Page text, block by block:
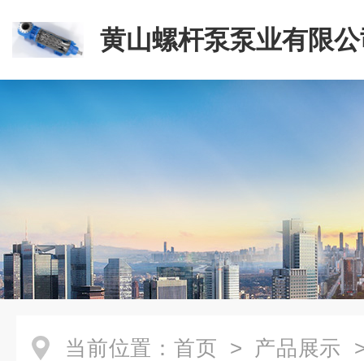
黄山螺杆泵泵业有限
当前位置： 首页 > 产品展示